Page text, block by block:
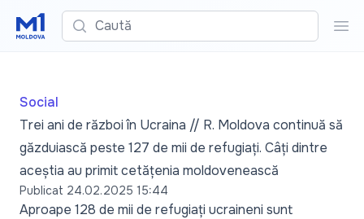
Caută
Social
Trei ani de război în Ucraina // R. Moldova continuă să
găzduiască peste 127 de mii de refugiați. Câți dintre
aceștia au primit cetățenia moldovenească
Publicat 24.02.2025 15:44
Aproape 128 de mii de refugiați ucraineni sunt